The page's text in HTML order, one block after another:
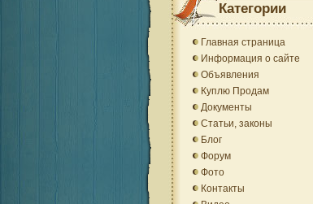
Категории
Главная страница
Информация о сайте
Объявления
Куплю Продам
Документы
Статьи, законы
Блог
Форум
Фото
Контакты